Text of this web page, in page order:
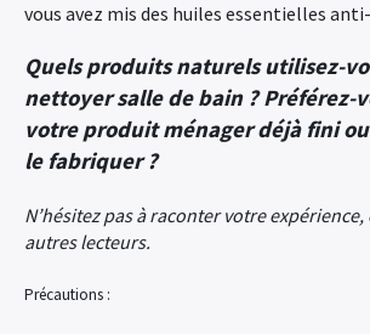
vous avez mis des huiles essentielles
Quels produits naturels utilisez-
nettoyer salle de bain ? Préférez-
votre produit ménager déjà fini
le fabriquer ?
N’hésitez pas à raconter votre
autres lecteurs.
Précautions :